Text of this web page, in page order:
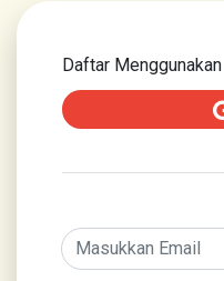
Daftar Menggunakan